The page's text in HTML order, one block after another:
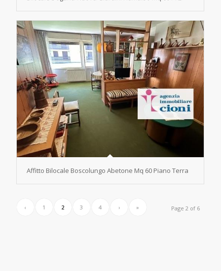
Affitto Bilocale Boscolungo Abetone Mq 60 Piano Terra
Page 2 of 6
‹ 1 2 3 4 › »